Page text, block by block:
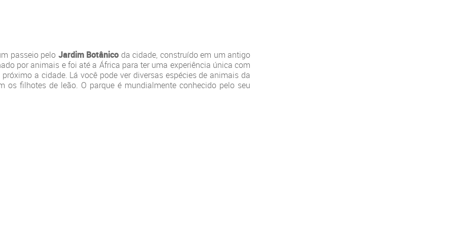
passeio pelo Jardim Botânico da cidade, construído em um antigo
por animais e foi até a África para ter uma experiência única com
a cidade. Lá você pode ver diversas espécies de animais da
os filhotes de leão. O parque é mundialmente conhecido pelo seu